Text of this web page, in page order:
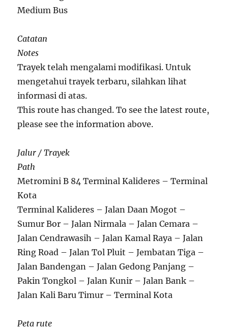
Medium Bus
Catatan
Notes
Trayek telah mengalami modifikasi. Untuk
mengetahui trayek terbaru, silahkan lihat
informasi di atas.
This route has changed. To see the latest route,
please see the information above.
Jalur / Trayek
Path
Metromini B 84 Terminal Kalideres – Terminal
Kota
Terminal Kalideres – Jalan Daan Mogot –
Sumur Bor – Jalan Nirmala – Jalan Cemara –
Jalan Cendrawasih – Jalan Kamal Raya – Jalan
Ring Road – Jalan Tol Pluit – Jembatan Tiga –
Jalan Bandengan – Jalan Gedong Panjang –
Pakin Tongkol – Jalan Kunir – Jalan Bank –
Jalan Kali Baru Timur – Terminal Kota
Peta rute